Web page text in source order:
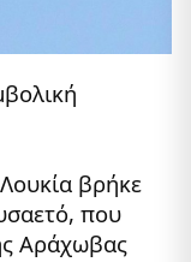
βρήκε
που
Αράχωβας